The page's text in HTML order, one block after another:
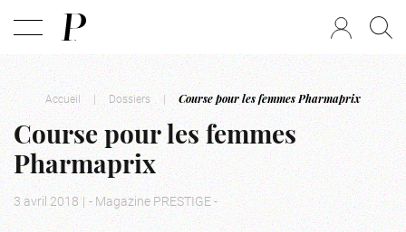
Accueil | Dossiers | Course pour les femmes Pharmaprix
Course pour les femmes
Pharmaprix
3 avril 2018 | - Magazine PRESTIGE -